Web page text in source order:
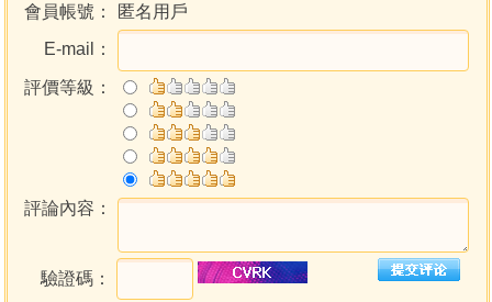
談錫永
廣東南海人，1935年生。童年隨長輩習東密，十二歲入
道家西派之門，旋即對佛典產生濃厚興趣，至二十八歲時學
習藏傳密宗，於三十八歲時，得甯瑪派金剛阿闍梨位。1986
年由香港移居夏威夷，1993年移居加拿大。
早期佛學著述，收錄於張曼濤編《現代佛教學術叢
刊》，通俗佛學著述結集為《談錫永作品集》。主編《佛家
經論導讀叢書》並負責《金剛經》、《四法寶鬘》、《楞伽
叢書》及《大中觀系列》。
所譯經論，有《入楞伽經》、《四法寶鬘》（龍青巴
會員帳號：
匿名用戶
E-mail：
評價等級：
評論內容：
驗證碼：